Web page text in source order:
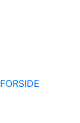
FORSIDE